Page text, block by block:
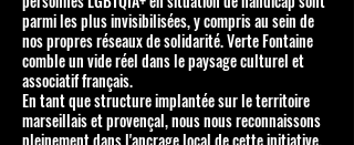
parmi les plus invisibilisées, y compris au sein de
nos propres réseaux de solidarité. Verte Fontaine
comble un vide réel dans le paysage culturel et
associatif français.
En tant que structure implantée sur le territoire
marseillais et provençal, nous nous reconnaissons
pleinement dans l'ancrage local de cette initiative,